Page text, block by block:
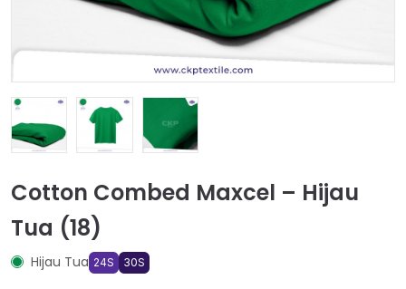
Cotton Combed Maxcel – Hijau
Tua (18)
Hijau Tua 24S 30S